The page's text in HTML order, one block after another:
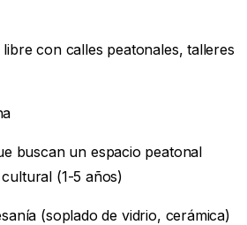
con calles peatonales, talleres
buscan un espacio peatonal
(1-5 años)
(soplado de vidrio, cerámica)